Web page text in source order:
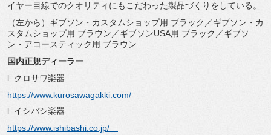
イヤー目線でのクオリティにもこだわった製品づくりをしている。
（左から）ギブソン・カスタムショップ用 ブラック／ギブソン・カ
スタムショップ用 ブラウン／ギブソンUSA用 ブラック／ギブソ
ン・アコースティック用 ブラウン
国内正規ディーラー
l クロサワ楽器
https://www.kurosawagakki.com/
l イシバシ楽器
https://www.ishibashi.co.jp/